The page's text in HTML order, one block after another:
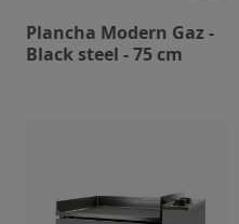
Plancha Modern Gaz -
Black steel - 75 cm